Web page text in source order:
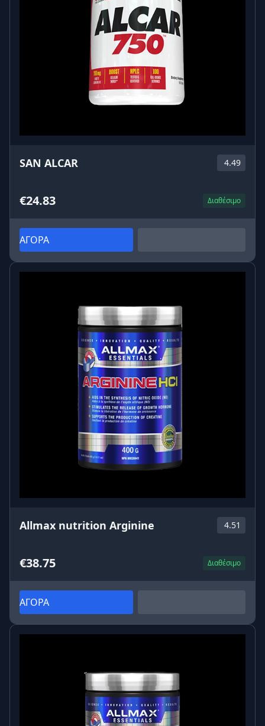
SAN ALCAR 4.49
€24.83 Διαθέσιμο
ΑΓΟΡΑ
Allmax nutrition Arginine 4.51
€38.75 Διαθέσιμο
ΑΓΟΡΑ